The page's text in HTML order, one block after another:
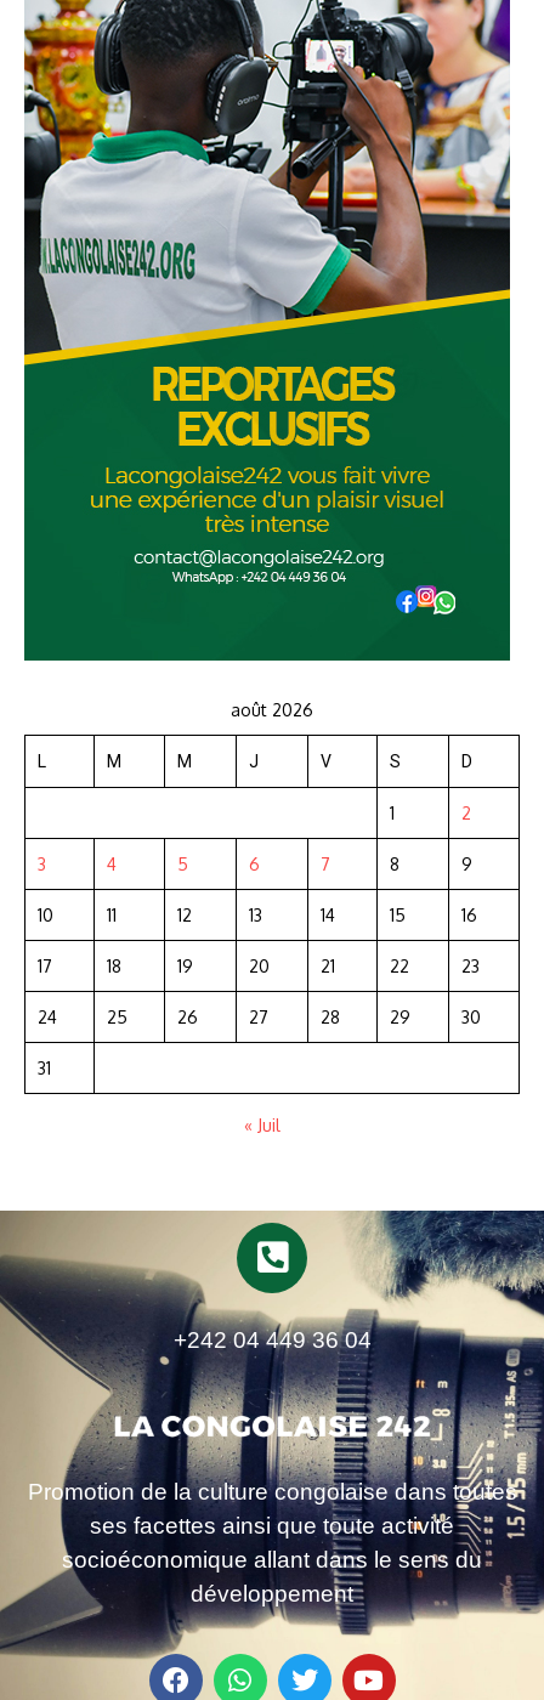
août 2026
L M M J V S D
1 2
3 4 5 6 7 8 9
10 11 12 13 14 15 16
17 18 19 20 21 22 23
24 25 26 27 28 29 30
31
« Juil
+242 04 449 36 04
Promotion de la culture congolaise dans toutes
ses facettes ainsi que toute activité
socioéconomique allant dans le sens du
développement